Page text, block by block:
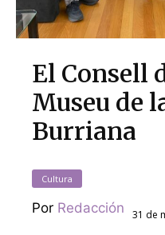
El Consell
Museu de
Burriana
Cultura
Por Redacción 31 de